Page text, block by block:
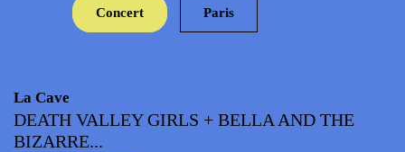
Concert Paris
La Cave
DEATH VALLEY GIRLS + BELLA AND THE
BIZARRE...